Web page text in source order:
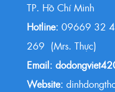
TP. Hồ Chí Minh
Hotline: 09669 32
269 (Mrs. Thực)
Email:
Website: